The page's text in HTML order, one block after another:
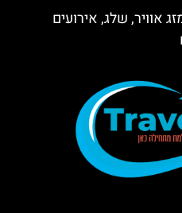
אוויר, שלג, אירועים